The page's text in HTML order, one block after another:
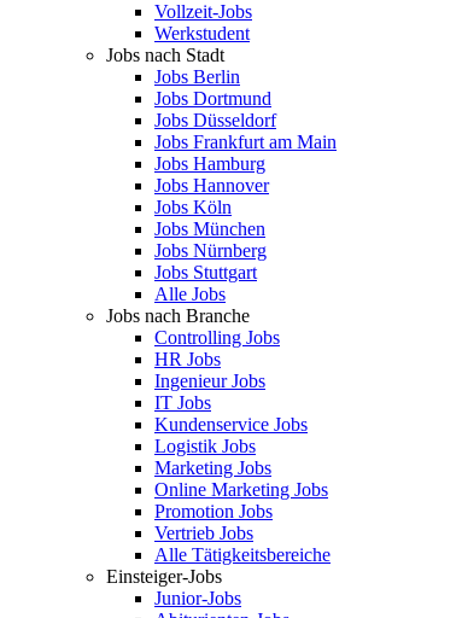
Vollzeit-Jobs
Werkstudent
Jobs nach Stadt
Jobs Berlin
Jobs Dortmund
Jobs Düsseldorf
Jobs Frankfurt am Main
Jobs Hamburg
Jobs Hannover
Jobs Köln
Jobs München
Jobs Nürnberg
Jobs Stuttgart
Alle Jobs
Jobs nach Branche
Controlling Jobs
HR Jobs
Ingenieur Jobs
IT Jobs
Kundenservice Jobs
Logistik Jobs
Marketing Jobs
Online Marketing Jobs
Promotion Jobs
Vertrieb Jobs
Alle Tätigkeitsbereiche
Einsteiger-Jobs
Junior-Jobs